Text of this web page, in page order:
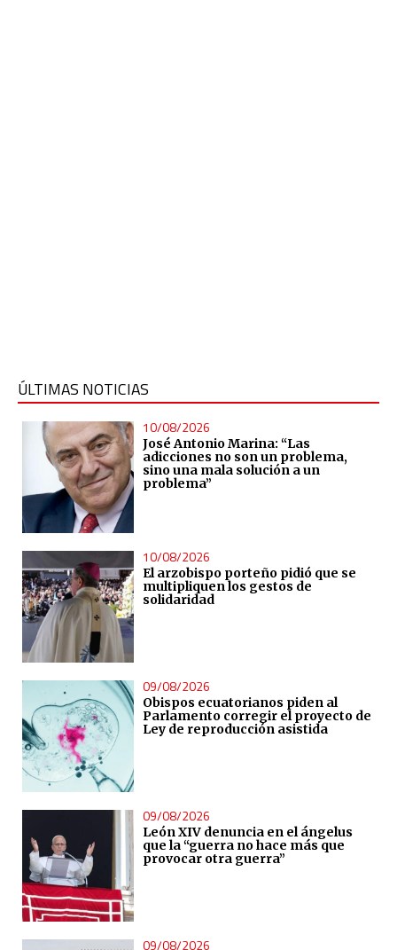
ÚLTIMAS NOTICIAS
10/08/2026
José Antonio Marina: “Las
adicciones no son un problema,
sino una mala solución a un
problema”
10/08/2026
El arzobispo porteño pidió que se
multipliquen los gestos de
solidaridad
09/08/2026
Obispos ecuatorianos piden al
Parlamento corregir el proyecto de
Ley de reproducción asistida
09/08/2026
León XIV denuncia en el ángelus
que la “guerra no hace más que
provocar otra guerra”
09/08/2026